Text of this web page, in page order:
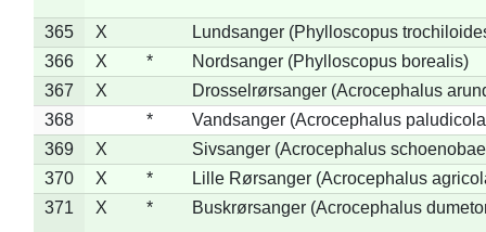
365 X
Lundsanger (Phylloscopus
366
X *
Nordsanger (Phylloscopus borealis)
367
X
Drosselrørsanger (Acrocephalus
368
*
Vandsanger (Acrocephalus
369
X
Sivsanger (Acrocephalus
370
X *
Lille Rørsanger (Acrocephalus
371
X * Buskrørsanger (Acrocephalus